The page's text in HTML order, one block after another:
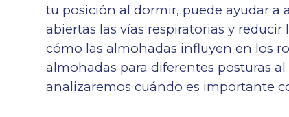
tu posición al dormir, puede ayudar a
abiertas las vías respiratorias y
cómo las almohadas influyen en los
almohadas para diferentes posturas
analizaremos cuándo es importante